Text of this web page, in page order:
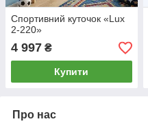
Спортивний куточок «Lux
2-220»
4 997 ₴
Купити
Про нас